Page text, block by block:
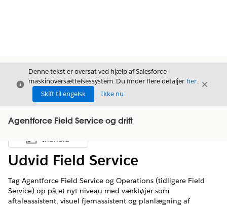
Luk
Denne tekst er oversat ved hjælp af Salesforce-
maskinoversættelsessystem. Du finder flere detaljer her.
Skift til engelsk
Ikke nu
Luk
Agentforce Field Service og drift
Vis indholdsfortegnelse
Indhold
Udvid Field Service
Tag Agentforce Field Service og Operations (tidligere Field
Service) op på et nyt niveau med værktøjer som
aftaleassistent, visuel fjernassistent og planlægning af